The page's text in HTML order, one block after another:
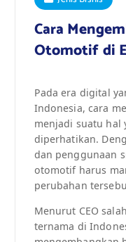
Cara
Otomotif di
Pada era digital
Indonesia, cara
menjadi suatu hal
diperhatikan.
dan penggunaan
otomotif harus
perubahan
Menurut CEO
ternama di